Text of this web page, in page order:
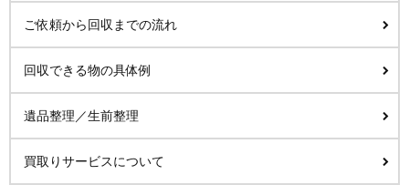
ご依頼から回収までの流れ
回収できる物の具体例
遺品整理／生前整理
買取りサービスについて